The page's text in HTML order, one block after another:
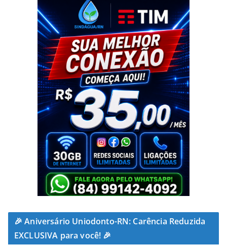
🎉 Aniversário Uniodonto-RN: Carência Reduzida
EXCLUSIVA para você! 🎉